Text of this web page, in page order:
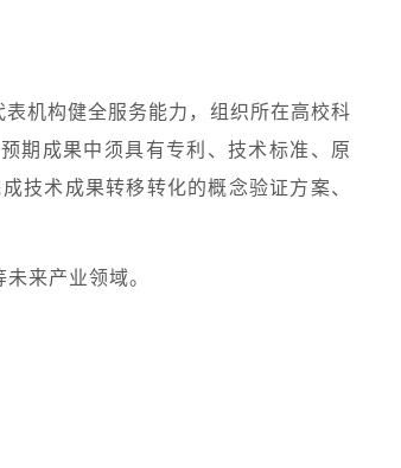
机构健全服务能力，组织所在高校科
期成果中须具有专利、技术标准、原
技术成果转移转化的概念验证方案、
来产业领域。